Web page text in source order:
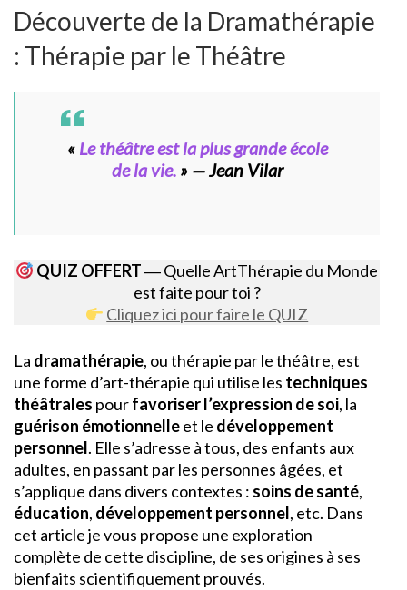
Découverte de la Dramathérapie
: Thérapie par le Théâtre
« Le théâtre est la plus grande école
de la vie. » — Jean Vilar
QUIZ OFFERT― Quelle ArtThérapie du Monde
est faite pour toi ?
Cliquez ici pour faire le QUIZ
La dramathérapie, ou thérapie par le théâtre, est
une forme d’art-thérapie qui utilise les techniques
théâtrales pourfavoriser l’expression de soi, la
guérison émotionnelleet le développement
personnel. Elle s’adresse à tous, des enfants aux
adultes, en passant par les personnes âgées, et
s’applique dans divers contextes : soins de santé,
éducation, développement personnel, etc. Dans
cet article je vous propose une exploration
complète de cette discipline, de ses origines à ses
bienfaits scientifiquement prouvés.